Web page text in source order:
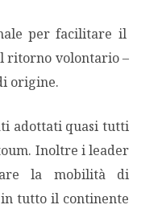
per facilitare il
ritorno volontario –
origine.
adottati quasi tutti
Inoltre i leader
la mobilità di
tutto il continente